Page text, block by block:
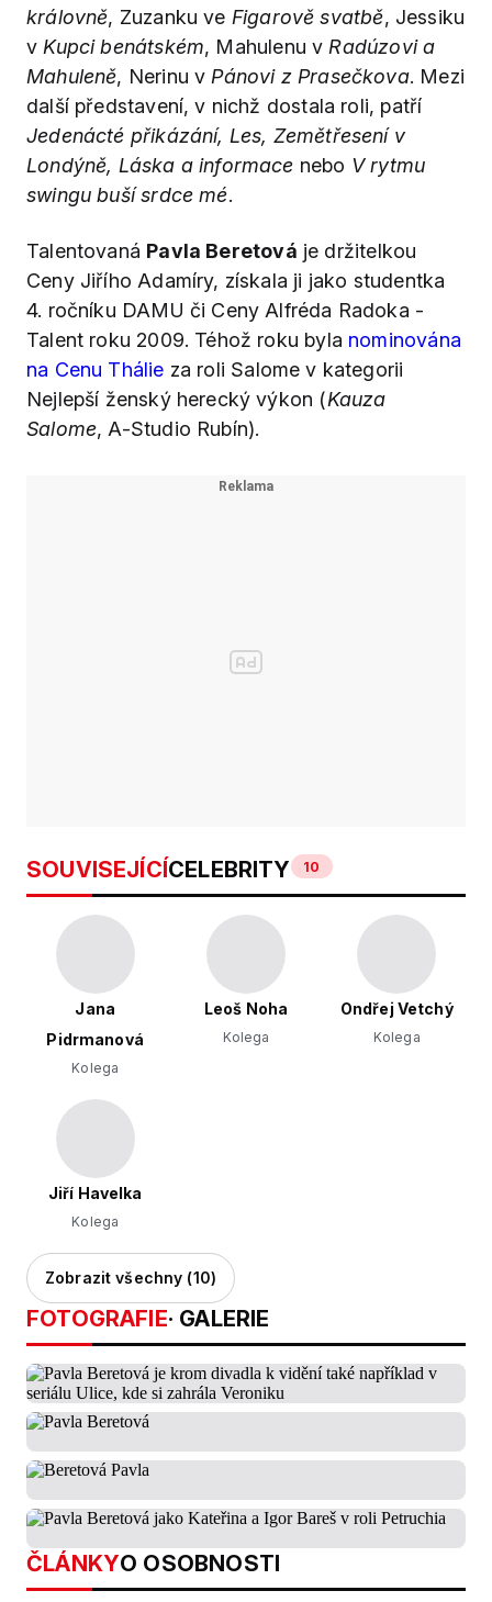
královně, Zuzanku ve Figarově svatbě, Jessiku
v Kupci benátském, Mahulenu v Radúzovi a
Mahuleně, Nerinu v Pánovi z Prasečkova. Mezi
další představení, v nichž dostala roli, patří
Jedenácté přikázání, Les, Zemětřesení v
Londýně, Láska a informace nebo V rytmu
swingu buší srdce mé.
Talentovaná Pavla Beretová je držitelkou
Ceny Jiřího Adamíry, získala ji jako studentka
4. ročníku DAMU či Ceny Alfréda Radoka -
Talent roku 2009. Téhož roku byla nominována
na Cenu Thálie za roli Salome v kategorii
Nejlepší ženský herecký výkon (Kauza
Salome, A-Studio Rubín).
SOUVISEJÍCÍCELEBRITY 10
Jana
Pidrmanová
Kolega
Leoš Noha
Kolega
Ondřej Vetchý
Kolega
Jiří Havelka
Kolega
Zobrazit všechny (10)
FOTOGRAFIE· GALERIE
ČLÁNKYO OSOBNOSTI